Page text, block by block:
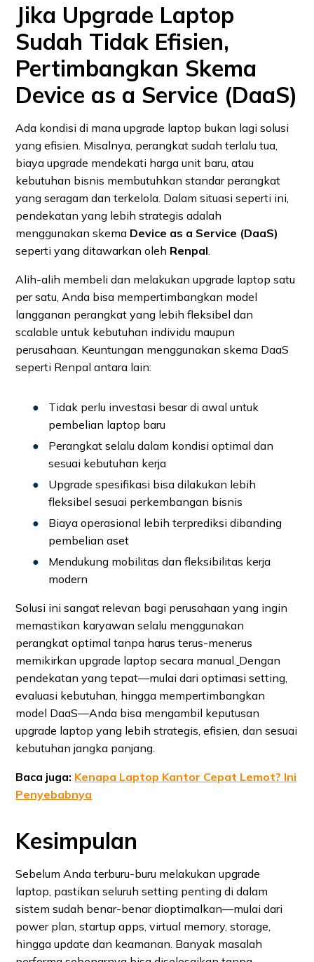
Jika Upgrade Laptop
Sudah Tidak Efisien,
Pertimbangkan Skema
Device as a Service (DaaS)
Ada kondisi di mana upgrade laptop bukan lagi solusi
yang efisien. Misalnya, perangkat sudah terlalu tua,
biaya upgrade mendekati harga unit baru, atau
kebutuhan bisnis membutuhkan standar perangkat
yang seragam dan terkelola. Dalam situasi seperti ini,
pendekatan yang lebih strategis adalah
menggunakan skema Device as a Service (DaaS)
seperti yang ditawarkan oleh Renpal.
Alih-alih membeli dan melakukan upgrade laptop satu
per satu, Anda bisa mempertimbangkan model
langganan perangkat yang lebih fleksibel dan
scalable untuk kebutuhan individu maupun
perusahaan. Keuntungan menggunakan skema DaaS
seperti Renpal antara lain:
Tidak perlu investasi besar di awal untuk
pembelian laptop baru
Perangkat selalu dalam kondisi optimal dan
sesuai kebutuhan kerja
Upgrade spesifikasi bisa dilakukan lebih
fleksibel sesuai perkembangan bisnis
Biaya operasional lebih terprediksi dibanding
pembelian aset
Mendukung mobilitas dan fleksibilitas kerja
modern
Solusi ini sangat relevan bagi perusahaan yang ingin
memastikan karyawan selalu menggunakan
perangkat optimal tanpa harus terus-menerus
memikirkan upgrade laptop secara manual. Dengan
pendekatan yang tepat—mulai dari optimasi setting,
evaluasi kebutuhan, hingga mempertimbangkan
model DaaS—Anda bisa mengambil keputusan
upgrade laptop yang lebih strategis, efisien, dan sesuai
kebutuhan jangka panjang.
Baca juga: Kenapa Laptop Kantor Cepat Lemot? Ini
Penyebabnya
Kesimpulan
Sebelum Anda terburu-buru melakukan upgrade
laptop, pastikan seluruh setting penting di dalam
sistem sudah benar-benar dioptimalkan—mulai dari
power plan, startup apps, virtual memory, storage,
hingga update dan keamanan. Banyak masalah